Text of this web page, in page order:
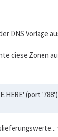
DNS Vorlage
diese Zonen
(port